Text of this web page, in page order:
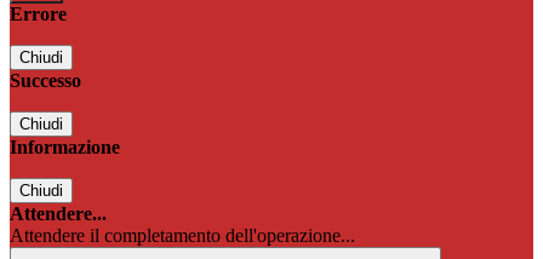
Errore
Chiudi
Successo
Chiudi
Informazione
Chiudi
Attendere...
Attendere il completamento dell'operazione...